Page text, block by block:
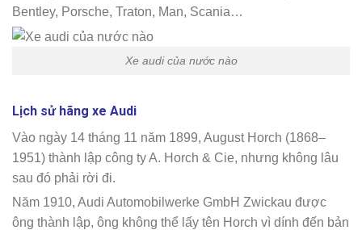
Bentley, Porsche, Traton, Man, Scania…
Xe audi của nước nào
Lịch sử hãng xe Audi
Vào ngày 14 tháng 11 năm 1899, August Horch (1868–
1951) thành lập công ty A. Horch & Cie, nhưng không lâu
sau đó phải rời đi.
Năm 1910, Audi Automobilwerke GmbH Zwickau được
ông thành lập, ông không thể lấy tên Horch vì dính đến bản